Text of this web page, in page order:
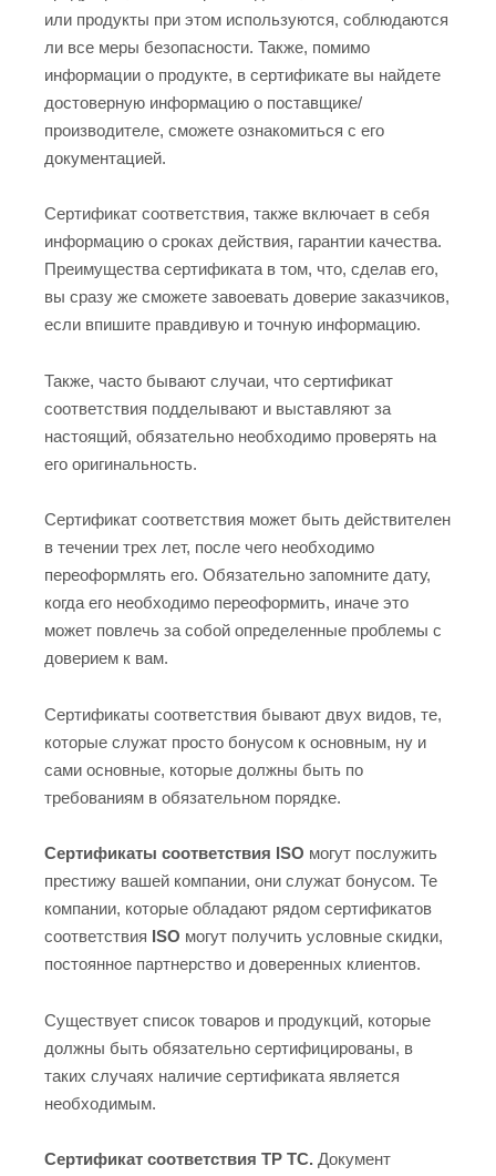
или продукты при этом используются, соблюдаются
ли все меры безопасности. Также, помимо
информации о продукте, в сертификате вы найдете
достоверную информацию о поставщике/
производителе, сможете ознакомиться с его
документацией.
Сертификат соответствия, также включает в себя
информацию о сроках действия, гарантии качества.
Преимущества сертификата в том, что, сделав его,
вы сразу же сможете завоевать доверие заказчиков,
если впишите правдивую и точную информацию.
Также, часто бывают случаи, что сертификат
соответствия подделывают и выставляют за
настоящий, обязательно необходимо проверять на
его оригинальность.
Сертификат соответствия может быть действителен
в течении трех лет, после чего необходимо
переоформлять его. Обязательно запомните дату,
когда его необходимо переоформить, иначе это
может повлечь за собой определенные проблемы с
доверием к вам.
Сертификаты соответствия бывают двух видов, те,
которые служат просто бонусом к основным, ну и
сами основные, которые должны быть по
требованиям в обязательном порядке.
Сертификаты соответствия ISO могут послужить
престижу вашей компании, они служат бонусом. Те
компании, которые обладают рядом сертификатов
соответствия ISO могут получить условные скидки,
постоянное партнерство и доверенных клиентов.
Существует список товаров и продукций, которые
должны быть обязательно сертифицированы, в
таких случаях наличие сертификата является
необходимым.
Сертификат соответствия ТР ТС. Документ